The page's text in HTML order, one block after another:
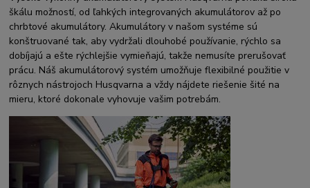
škálu možností, od ľahkých integrovaných akumulátorov až po
chrbtové akumulátory. Akumulátory v našom systéme sú
konštruované tak, aby vydržali dlouhobé používanie, rýchlo sa
dobíjajú a ešte rýchlejšie vymieňajú, takže nemusíte prerušovať
prácu. Náš akumulátorový systém umožňuje flexibilné použitie v
rôznych nástrojoch Husqvarna a vždy nájdete riešenie šité na
mieru, ktoré dokonale vyhovuje vašim potrebám.